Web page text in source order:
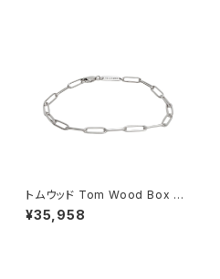
トムウッド Tom Wood Box Br
acelet ブレスレット 100066-
65 シルバー
¥35,958